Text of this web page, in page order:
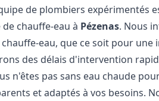
de plombiers expérimentés
chauffe-eau à Pézenas. Nous
eau, que ce soit pour une
des délais d'intervention
n'êtes pas sans eau chaude
et adaptés à vos besoins.